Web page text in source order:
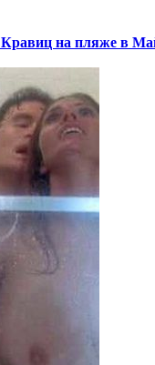
на пляже в